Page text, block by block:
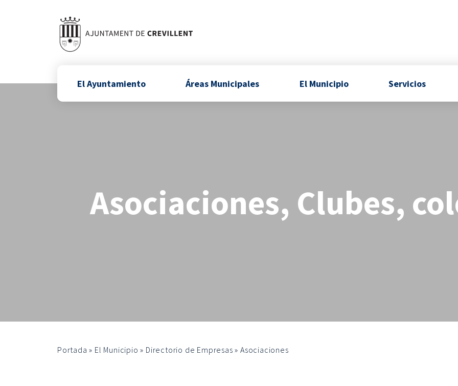
El Ayuntamiento Áreas Municipales El Municipio Servicios
Asociaciones, Clubes,
Portada » El Municipio » Directorio de Empresas »Asociaciones